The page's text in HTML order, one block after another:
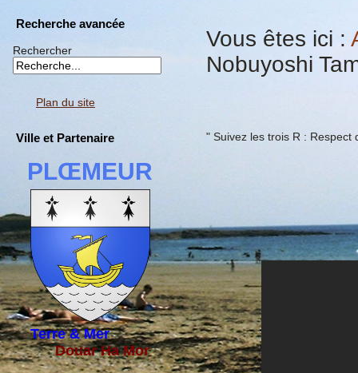
Recherche avancée
Rechercher
Plan du site
Ville et Partenaire
PLŒMEUR
Terre & Mer
Douar Ha Mor
Vous êtes ici :
Nobuyoshi
" Suivez les trois R : Respect